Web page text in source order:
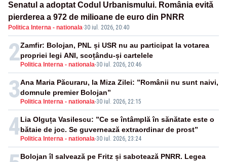
Senatul a adoptat Codul Urbanismului. România evită
pierderea a 972 de milioane de euro din PNRR
Politica Interna - nationala·30 iul. 2026, 20:40
2 Politica Interna - nationala-30 iul. 2026, 20:46
Zamfir: Bolojan, PNL și USR nu au participat la votarea
propriei legi ANI, scoțându-și cartelele
3 Politica Interna - nationala-30 iul. 2026, 22:15
Ana Maria Păcuraru, la Miza Zilei: ”Românii nu sunt naivi,
domnule premier Bolojan”
4 Politica Interna - nationala-30 iul. 2026, 23:24
Lia Olguța Vasilescu: ”Ce se întâmplă în sănătate este o
bătaie de joc. Se guvernează extraordinar de prost”
Bolojan îl salvează pe Fritz și sabotează PNRR. Legea